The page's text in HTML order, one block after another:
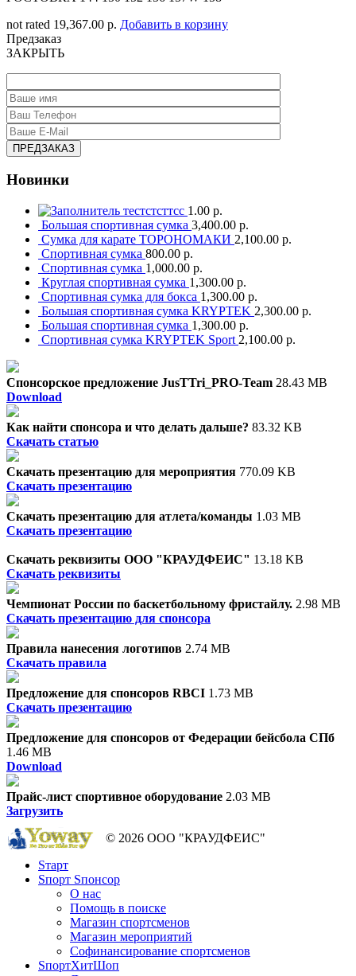
not rated 19,367.00 р. Добавить в корзину
Предзаказ
ЗАКРЫТЬ
Новинки
тестстсттсс 1.00 р.
Большая спортивная сумка 3,400.00 р.
Сумка для карате ТОРОНОМАКИ 2,100.00 р.
Спортивная сумка 800.00 р.
Спортивная сумка 1,000.00 р.
Круглая спортивная сумка 1,300.00 р.
Спортивная сумка для бокса 1,300.00 р.
Большая спортивная сумка KRYPTEK 2,300.00 р.
Большая спортивная сумка 1,300.00 р.
Спортивная сумка KRYPTEK Sport 2,100.00 р.
Спонсорское предложение JusTTri_PRO-Team 28.43 MB
Download
Как найти спонсора и что делать дальше? 83.32 KB
Скачать статью
Скачать презентацию для мероприятия 770.09 KB
Скачать презентацию
Скачать презентацию для атлета/команды 1.03 MB
Скачать презентацию
Скачать реквизиты ООО "КРАУДФЕИС" 13.18 KB
Скачать реквизиты
Чемпионат России по баскетбольному фристайлу. 2.98 MB
Скачать презентацию для спонсора
Правила нанесения логотипов 2.74 MB
Скачать правила
Предложение для спонсоров RBCI 1.73 MB
Скачать презентацию
Предложение для спонсоров от Федерации бейсбола СПб
1.46 MB
Download
Прайс-лист спортивное оборудование 2.03 MB
Загрузить
© 2026 ООО "КРАУДФЕИС"
Sтарт
Sпорт Sпонсор
О нас
Помощь в поиске
Магазин спортсменов
Магазин мероприятий
Софинансирование спортсменов
SпортХитШоп